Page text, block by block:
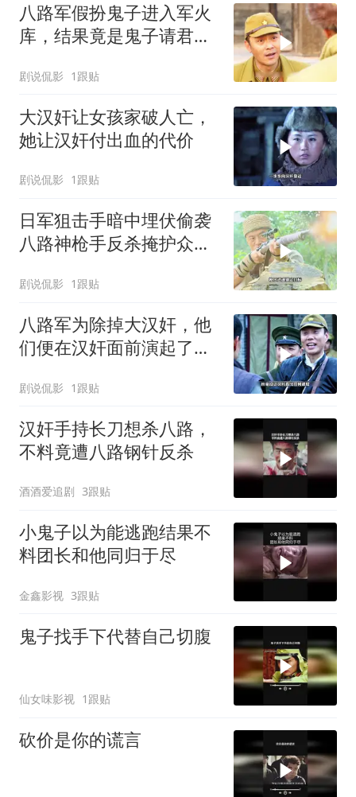
八路军假扮鬼子进入军火
库，结果竟是鬼子请君入
剧说侃影 1跟贴
大汉奸让女孩家破人亡，
她让汉奸付出血的代价
剧说侃影 1跟贴
日军狙击手暗中埋伏偷袭
八路神枪手反杀掩护众人
剧说侃影 1跟贴
八路军为除掉大汉奸，他
们便在汉奸面前演起了双
剧说侃影 1跟贴
汉奸手持长刀想杀八路，
不料竟遭八路钢针反杀
酒酒爱追剧 3跟贴
小鬼子以为能逃跑结果不
料团长和他同归于尽
金鑫影视 3跟贴
鬼子找手下代替自己切腹
仙女味影视 1跟贴
砍价是你的谎言